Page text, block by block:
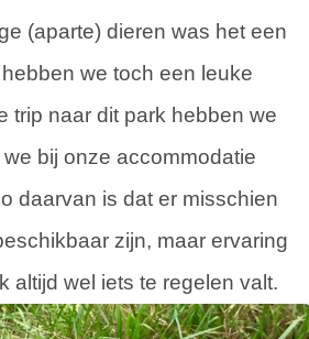
(aparte) dieren was het een
we toch een leuke
trip naar dit park hebben we
bij onze accommodatie
daarvan is dat er misschien
zijn, maar ervaring
altijd wel iets te regelen valt.